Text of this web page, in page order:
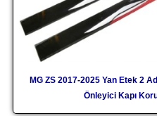
MG ZS 2017-2025 Yan Etek 2
Önleyici Kapı